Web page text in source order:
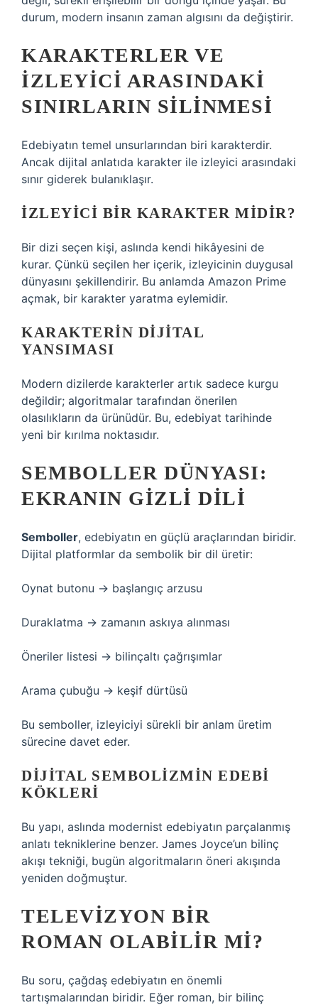
durum, modern insanın zaman algısını da değiştirir.
KARAKTERLER VE
İZLEYICI ARASINDAKI
SINIRLARIN SILINMESI
Edebiyatın temel unsurlarından biri karakterdir.
Ancak dijital anlatıda karakter ile izleyici arasındaki
sınır giderek bulanıklaşır.
İZLEYICI BIR KARAKTER MIDIR?
Bir dizi seçen kişi, aslında kendi hikâyesini de
kurar. Çünkü seçilen her içerik, izleyicinin duygusal
dünyasını şekillendirir. Bu anlamda Amazon Prime
açmak, bir karakter yaratma eylemidir.
KARAKTERIN DIJITAL
YANSIMASI
Modern dizilerde karakterler artık sadece kurgu
değildir; algoritmalar tarafından önerilen
olasılıkların da ürünüdür. Bu, edebiyat tarihinde
yeni bir kırılma noktasıdır.
SEMBOLLER DÜNYASI:
EKRANIN GIZLI DILI
Semboller, edebiyatın en güçlü araçlarından biridir.
Dijital platformlar da sembolik bir dil üretir:
Oynat butonu → başlangıç arzusu
Duraklatma → zamanın askıya alınması
Öneriler listesi → bilinçaltı çağrışımlar
Arama çubuğu → keşif dürtüsü
Bu semboller, izleyiciyi sürekli bir anlam üretim
sürecine davet eder.
DIJITAL SEMBOLIZMIN EDEBI
KÖKLERI
Bu yapı, aslında modernist edebiyatın parçalanmış
anlatı tekniklerine benzer. James Joyce’un bilinç
akışı tekniği, bugün algoritmaların öneri akışında
yeniden doğmuştur.
TELEVIZYON BIR
ROMAN OLABILIR MI?
Bu soru, çağdaş edebiyatın en önemli
tartışmalarından biridir. Eğer roman, bir bilinç